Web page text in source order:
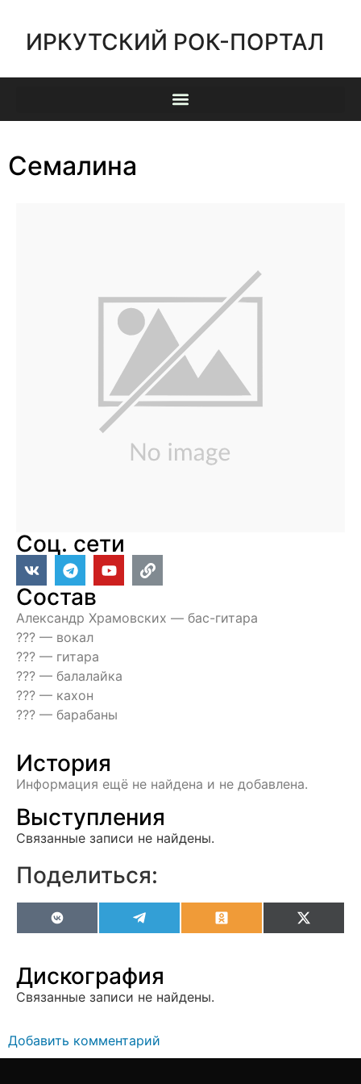
ИРКУТСКИЙ РОК-ПОРТАЛ
Семалина
Соц. сети
Состав
Александр Храмовских — бас-гитара
??? — вокал
??? — гитара
??? — балалайка
??? — кахон
??? — барабаны
История
Информация ещё не найдена и не добавлена.
Выступления
Связанные записи не найдены.
Поделиться:
VK OdnoklassnikiX
Дискография
Связанные записи не найдены.
Добавить комментарий